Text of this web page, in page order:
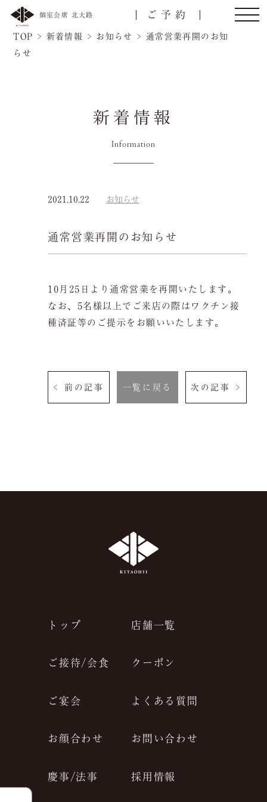
個室会席 北大路 ご予約
ご予約は当サイトが最もお得です。
ご接待/会食
慶事/法事
会議弁当 店舗一覧
よくある質問 お問い合わせ
空室検索
サイトマップ
TOP > 新着情報 > お知らせ > 通常営業再開のお知
らせ
新着情報
Information
2021.10.22 お知らせ
通常営業再開のお知らせ
10月25日より通常営業を再開いたします。
なお、5名様以上でご来店の際はワクチン接
種済証等のご提示をお願いいたします。
< 前の記事 一覧に戻る 次の記事 >
トップ
ご接待/会食
ご宴会
お顔合わせ
慶事/法事
店舗一覧
クーポン
よくある質問
お問い合わせ
採用情報